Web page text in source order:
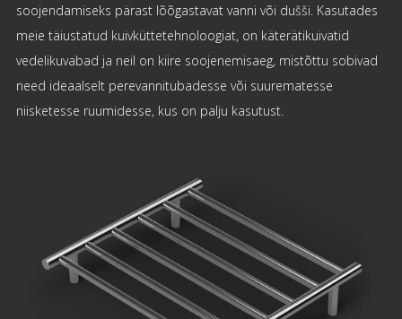
soojendamiseks pärast lõõgastavat vanni või dušši. Kasutades
meie täiustatud kuivküttetehnoloogiat, on käterätikuivatid
vedelikuvabad ja neil on kiire soojenemisaeg, mistõttu sobivad
need ideaalselt perevannitubadesse või suurematesse
niisketesse ruumidesse, kus on palju kasutust.